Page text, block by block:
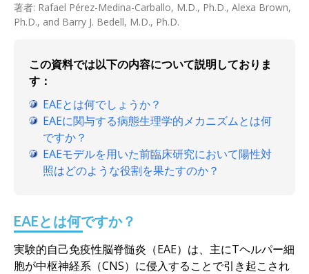
著者: Rafael Pérez-Medina-Carballo, M.D., Ph.D., Alexa Brown,
Ph.D., and Barry J. Bedell, M.D., Ph.D.
この資料では以下の内容について説明しておりま
す：
EAEとは何でしょうか？
EAEに関与する病態生理学的メカニズムとは何
ですか？
EAEモデルを用いた前臨床研究において陽性対
照はどのような役割を果たすのか？
EAEとは何ですか？
実験的自己免疫性脳脊髄炎（EAE）は、主にTヘルパー細
胞が中枢神経系（CNS）に侵入することで引き起こされ